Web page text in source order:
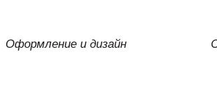
Оформление и дизайн